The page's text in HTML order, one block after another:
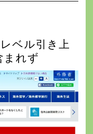
ベル引き上
まれず